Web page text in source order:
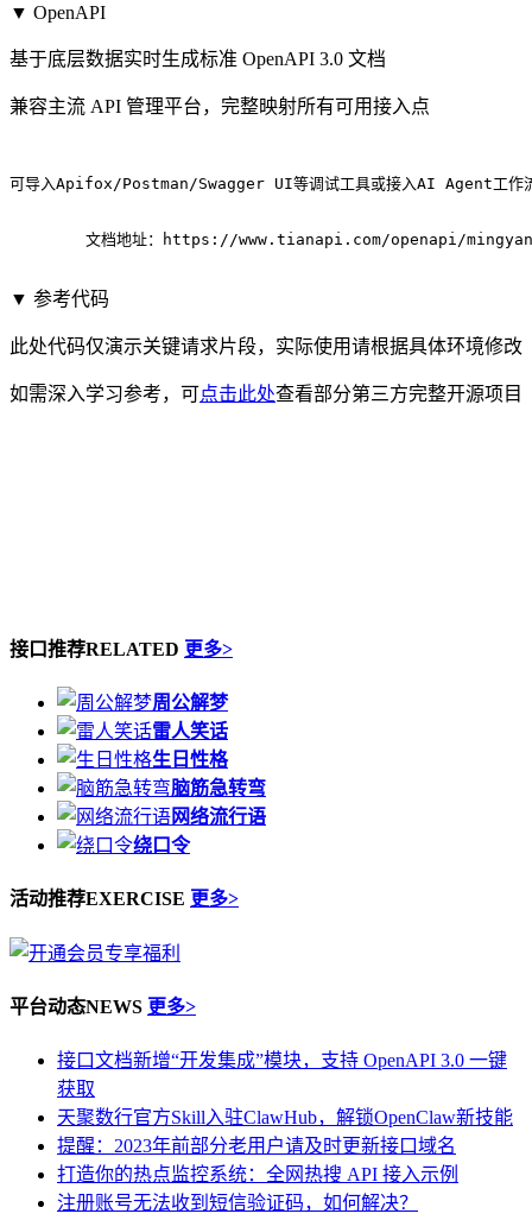
▼ OpenAPI
基于底层数据实时生成标准 OpenAPI 3.0 文档
兼容主流 API 管理平台，完整映射所有可用接入点
可导入Apifox/Postman/Swagger UI等调试工具或接入AI Agent工作
	文档地址：
https://www.tianapi.com/openapi/
▼ 参考代码
此处代码仅演示关键请求片段，实际使用请根据具体环境修改
如需深入学习参考，可点击此处查看部分第三方完整开源项目
接口推荐RELATED 更多>
周公解梦
雷人笑话
生日性格
脑筋急转弯
网络流行语
绕口令
活动推荐EXERCISE 更多>
平台动态NEWS 更多>
接口文档新增“开发集成”模块，支持 OpenAPI 3.0 一键
获取
天聚数行官方Skill入驻ClawHub，解锁OpenClaw新技能
提醒：2023年前部分老用户请及时更新接口域名
打造你的热点监控系统：全网热搜 API 接入示例
注册账号无法收到短信验证码，如何解决？